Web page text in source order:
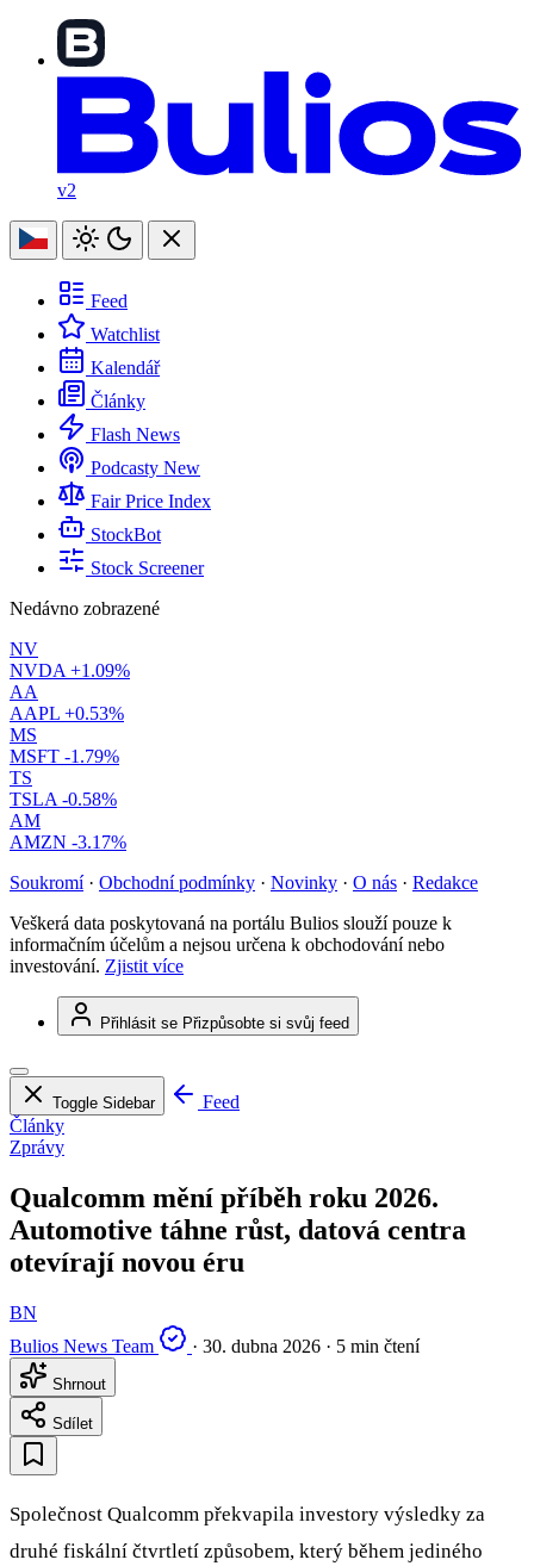
v2
Feed
Watchlist
Kalendář
Články
Flash News
Podcasty New
Fair Price Index
StockBot
Stock Screener
Nedávno zobrazené
NV
NVDA +1.09%
AA
AAPL +0.53%
MS
MSFT -1.79%
TS
TSLA -0.58%
AM
AMZN -3.17%
Soukromí · Obchodní podmínky · Novinky · O nás · Redakce
Veškerá data poskytovaná na portálu Bulios slouží pouze k
informačním účelům a nejsou určena k obchodování nebo
investování. Zjistit více
Přihlásit se Přizpůsobte si svůj feed
Toggle Sidebar
Feed
Články
Zprávy
Qualcomm mění příběh roku 2026.
Automotive táhne růst, datová centra
otevírají novou éru
BN
Bulios News Team
· 30. dubna 2026 · 5 min čtení
Shrnout
Sdílet
Společnost Qualcomm překvapila investory výsledky za
druhé fiskální čtvrtletí způsobem, který během jediného